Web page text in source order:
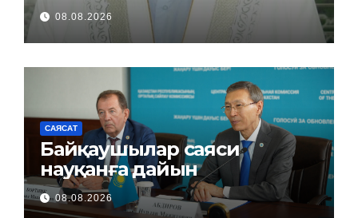
08.08.2026
САЯСАТ
Байқаушылар саяси
науқанға дайын
08.08.2026